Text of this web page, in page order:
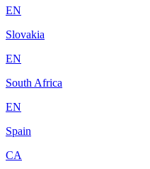
EN
Slovakia
EN
South Africa
EN
Spain
CA